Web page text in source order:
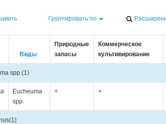
Группировать по
Виды
Природные
запасы
Коммерческое
культивирование
spp. (1)
Eucheuma
spp.
+ +
(1)